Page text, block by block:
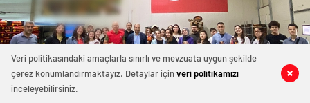
0 0
0 0
0 0
0 0
0 0
0 0
Veri politikasındaki amaçlarla sınırlı ve mevzuata uygun şekilde
çerez konumlandırmaktayız. Detaylar içinveri politikamızı
inceleyebilirsiniz.